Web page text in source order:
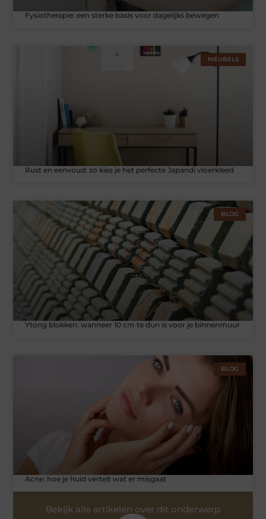
Fysiotherapie: een sterke basis voor dagelijks bewegen
MEUBELS
Rust en eenvoud: zo kies je het perfecte Japandi vloerkleed
BLOG
Ytong blokken: wanneer 10 cm te dun is voor je binnenmuur
BLOG
Acne: hoe je huid vertelt wat er misgaat
Bekijk alle artikelen over dit onderwerp